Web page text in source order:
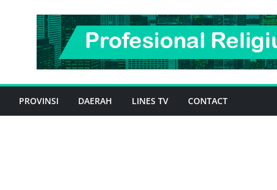
PROVINSI DAERAH LINES TV CONTACT